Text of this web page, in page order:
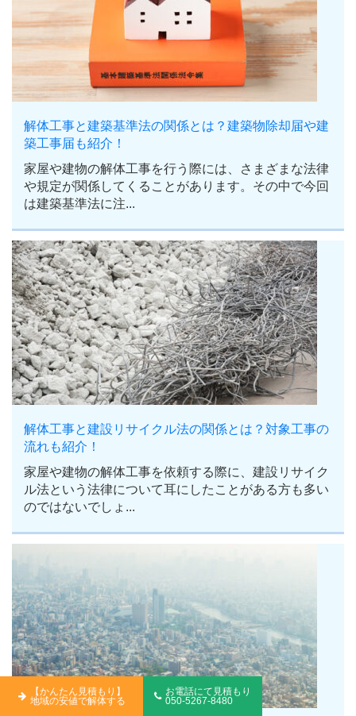
解体工事と建築基準法の関係とは？建築物除却届や建
築工事届も紹介！
家屋や建物の解体工事を行う際には、さまざまな法律
や規定が関係してくることがあります。その中で今回
は建築基準法に注...
解体工事と建設リサイクル法の関係とは？対象工事の
流れも紹介！
家屋や建物の解体工事を依頼する際に、建設リサイク
ル法という法律について耳にしたことがある方も多い
のではないでしょ...
【かんたん見積もり】
地域の安値で解体する
お電話にて見積もり
050-5267-8480